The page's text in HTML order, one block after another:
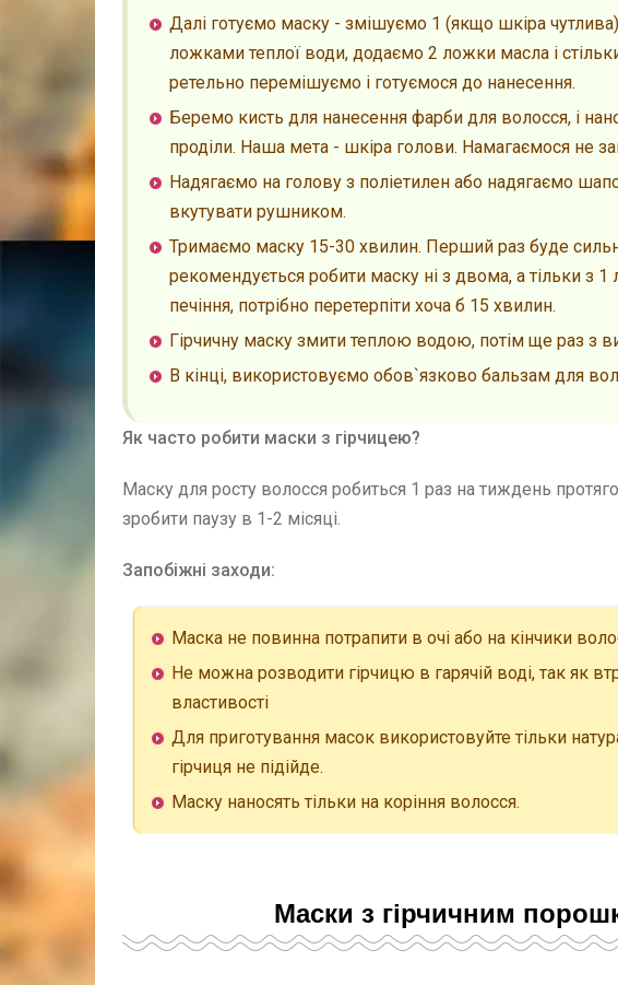
Далі готуємо маску - змішуємо 1 (якщо шкіра
ложками теплої води, додаємо 2 ложки масла і
ретельно перемішуємо і готуємося до нанесення.
Беремо кисть для нанесення фарби для волосся, і
проділи. Наша мета - шкіра голови. Намагаємося не
Надягаємо на голову з поліетилен або надягаємо
вкутувати рушником.
Тримаємо маску 15-30 хвилин. Перший раз буде
рекомендується робити маску ні з двома, а тільки з
печіння, потрібно перетерпіти хоча б 15 хвилин.
Гірчичну маску змити теплою водою, потім ще раз з
В кінці, використовуємо обов`язково бальзам для
Як часто робити маски з гірчицею?
Маску для росту волосся робиться 1 раз на тиждень
зробити паузу в 1-2 місяці.
Запобіжні заходи:
Маска не повинна потрапити в очі або на кінчики
Не можна розводити гірчицю в гарячій воді, так як
властивості
Для приготування масок використовуйте тільки
гірчиця не підійде.
Маску наносять тільки на коріння волосся.
Маски з гірчичним